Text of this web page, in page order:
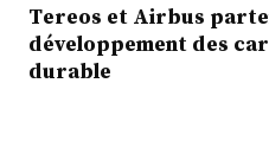
Tereos et Airbus
développement des
durable